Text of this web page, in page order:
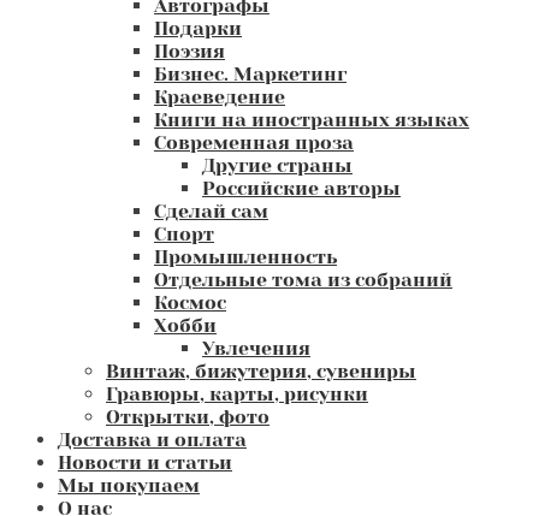
Автографы
Подарки
Поэзия
Бизнес. Маркетинг
Краеведение
Книги на иностранных языках
Современная проза
Другие страны
Российские авторы
Сделай сам
Спорт
Промышленность
Отдельные тома из собраний
Космос
Хобби
Увлечения
Винтаж, бижутерия, сувениры
Гравюры, карты, рисунки
Открытки, фото
Доставка и оплата
Новости и статьи
Мы покупаем
О нас